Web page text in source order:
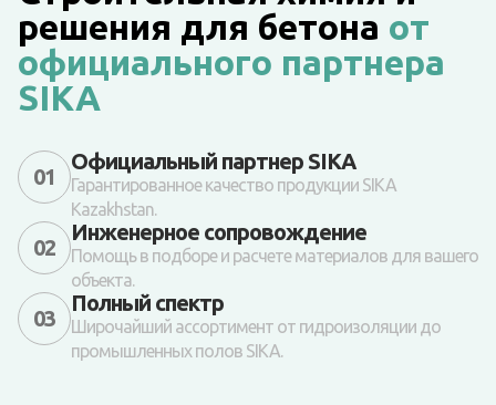
решения для бетона от
официального партнера
SIKA
01
Официальный партнер SIKA
Гарантированное качество продукции SIKA
Kazakhstan.
02
Инженерное сопровождение
Помощь в подборе и расчете материалов для вашего
объекта.
03
Полный спектр
Широчайший ассортимент от гидроизоляции до
промышленных полов SIKA.